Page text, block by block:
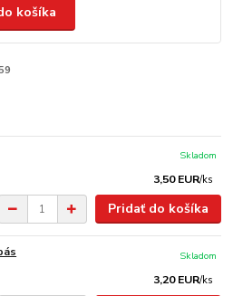
košíka
3,50 EUR/ks
Skladom
Pridať do košíka
3,20 EUR/ks
Skladom